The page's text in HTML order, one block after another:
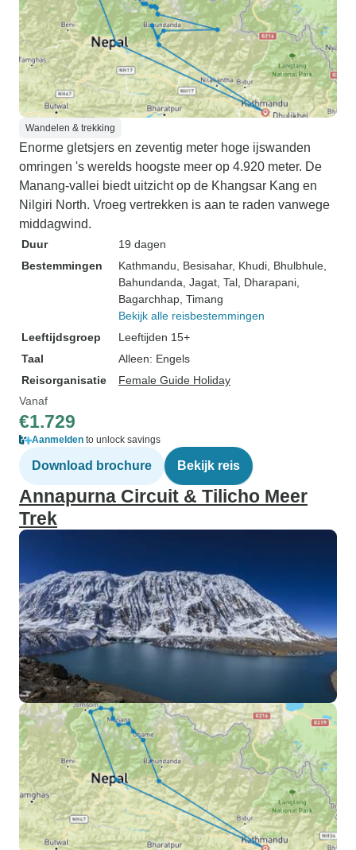
Wandelen & trekking
Enorme gletsjers en zeventig meter hoge ijswanden
omringen 's werelds hoogste meer op 4.920 meter. De
Manang-vallei biedt uitzicht op de Khangsar Kang en
Nilgiri North. Vroeg vertrekken is aan te raden vanwege
middagwind.
Duur
19 dagen
Bestemmingen
Kathmandu , Besisahar, Khudi , Bhulbhule
Bahundanda , Jagat , Tal , Dharapani
Bagarchhap , Timang
Bekijk alle reisbestemmingen
Leeftijdsgroep
Leeftijden 15+
Taal
Alleen: Engels
Reisorganisatie
Female Guide Holiday
Vanaf
€1.729
Aanmelden to unlock savings
Download brochure Bekijk reis
Annapurna Circuit & Tilicho Meer
Trek